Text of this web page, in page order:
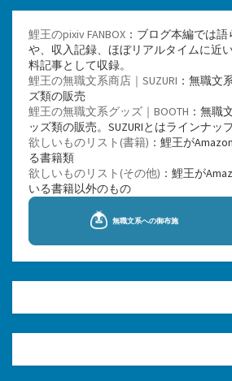
鯉王のpixiv FANBOX ：ブログ本編では
や、収入記録、ほぼリアルタイムに近
料記事として収録。
鯉王の無職文系商店｜SUZURI ：無職文
ズ類の販売
鯉王の無職文系グッズ｜BOOTH ：無職
ッズ類の販売。SUZURIとはラインナッ
欲しいものリスト(書籍) ：鯉王が
る書籍類
欲しいものリスト(その他) ：鯉王が
いる書籍以外のもの